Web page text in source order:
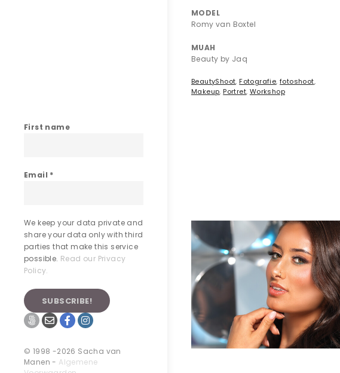
First name
Email *
We keep your data private and
share your data only with third
parties that make this service
possible. Read our Privacy
Policy.
© 1998 -2026 Sacha van
Manen - Algemene
MODEL
Romy van Boxtel
MUAH
Beauty by Jaq
BeautyShoot, Fotografie,fotoshoot,
Makeup, Portret, Workshop